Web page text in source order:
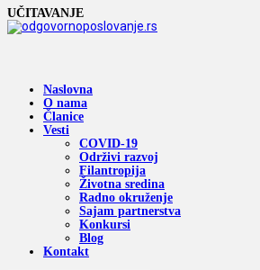
UČITAVANJE
Naslovna
O nama
Članice
Vesti
COVID-19
Održivi razvoj
Filantropija
Životna sredina
Radno okruženje
Sajam partnerstva
Konkursi
Blog
Kontakt